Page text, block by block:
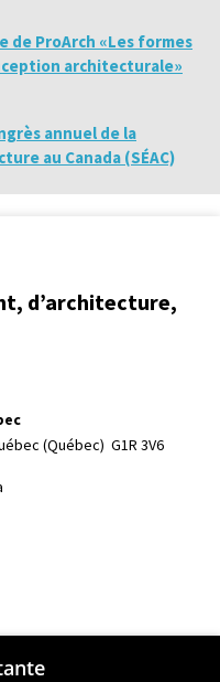
de ProArch «Les formes
architecturale»
annuel de la
au Canada (SÉAC)
d’architecture,
(Québec)  G1R 3V6